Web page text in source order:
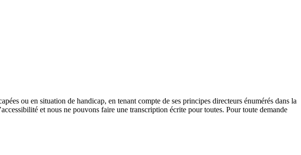
ou en situation de handicap, en tenant compte de ses principes directeurs énumérés dans la
et nous ne pouvons faire une transcription écrite pour toutes. Pour toute demande